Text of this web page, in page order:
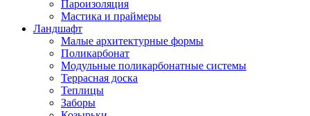
Пароизоляция
Мастика и праймеры
Ландшафт
Малые архитектурные формы
Поликарбонат
Модульные поликарбонатные системы
Террасная доска
Теплицы
Заборы